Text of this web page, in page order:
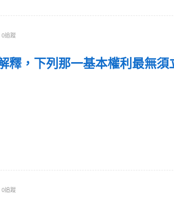
0追蹤
釋，下列那一基本權利最無須
0追蹤